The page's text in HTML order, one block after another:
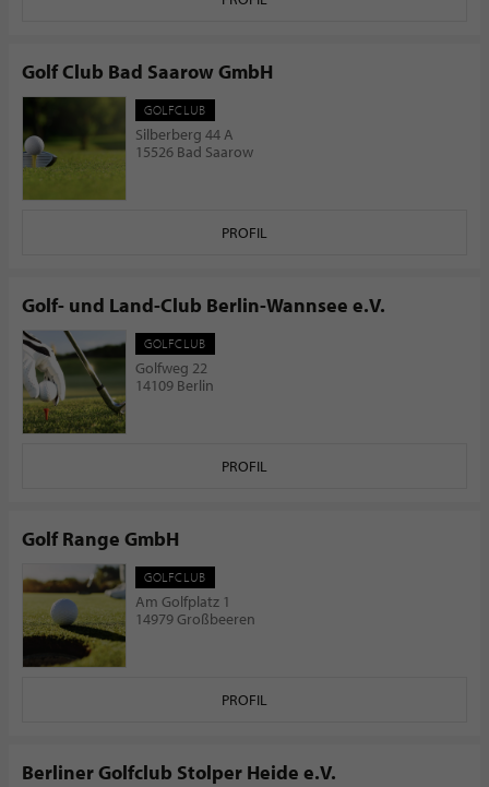
Golf Club Bad Saarow GmbH
GOLFCLUB
Silberberg 44 A
15526 Bad Saarow
PROFIL
Golf- und Land-Club Berlin-Wannsee e.V.
GOLFCLUB
Golfweg 22
14109 Berlin
PROFIL
Golf Range GmbH
GOLFCLUB
Am Golfplatz 1
14979 Großbeeren
PROFIL
Berliner Golfclub Stolper Heide e.V.